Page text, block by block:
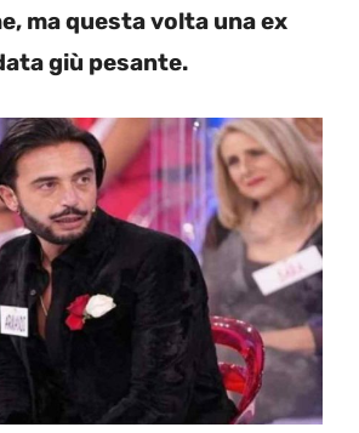
ma questa volta una ex
giù pesante.